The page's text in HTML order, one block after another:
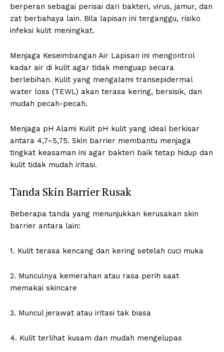
berperan sebagai perisai dari bakteri, virus, jamur, dan
zat berbahaya lain. Bila lapisan ini terganggu, risiko
infeksi kulit meningkat.
Menjaga Keseimbangan Air Lapisan ini mengontrol
kadar air di kulit agar tidak menguap secara
berlebihan. Kulit yang mengalami transepidermal
water loss (TEWL) akan terasa kering, bersisik, dan
mudah pecah-pecah.
Menjaga pH Alami Kulit pH kulit yang ideal berkisar
antara 4,7–5,75. Skin barrier membantu menjaga
tingkat keasaman ini agar bakteri baik tetap hidup dan
kulit tidak mudah iritasi.
Tanda Skin Barrier Rusak
Beberapa tanda yang menunjukkan kerusakan skin
barrier antara lain:
1. Kulit terasa kencang dan kering setelah cuci muka
2. Munculnya kemerahan atau rasa perih saat
memakai skincare
3. Muncul jerawat atau iritasi tak biasa
4. Kulit terlihat kusam dan mudah mengelupas